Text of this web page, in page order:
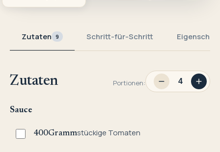
Zutaten 9 Schritt-für-Schritt
Zutaten Portionen:
Sauce
400Grammstückige Tomaten